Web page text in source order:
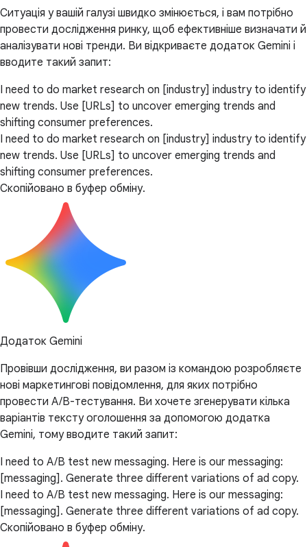
Ситуація у вашій галузі швидко змінюється, і вам потрібно
провести дослідження ринку, щоб ефективніше визначати й
аналізувати нові тренди. Ви відкриваєте додаток Gemini і
вводите такий запит:
I need to do market research on [industry] industry to identify
new trends. Use [URLs] to uncover emerging trends and
shifting consumer preferences.
I need to do market research on [industry] industry to identify
new trends. Use [URLs] to uncover emerging trends and
shifting consumer preferences.
Скопійовано в буфер обміну.
Додаток Gemini
Провівши дослідження, ви разом із командою розробляєте
нові маркетингові повідомлення, для яких потрібно
провести A/B-тестування. Ви хочете згенерувати кілька
варіантів тексту оголошення за допомогою додатка
Gemini, тому вводите такий запит:
I need to A/B test new messaging. Here is our messaging:
[messaging]. Generate three different variations of ad copy.
I need to A/B test new messaging. Here is our messaging:
[messaging]. Generate three different variations of ad copy.
Скопійовано в буфер обміну.